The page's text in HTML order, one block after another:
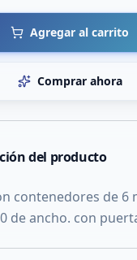
Agregar al carrito
Comprar ahora
del producto
contenedores de 6
de ancho. con